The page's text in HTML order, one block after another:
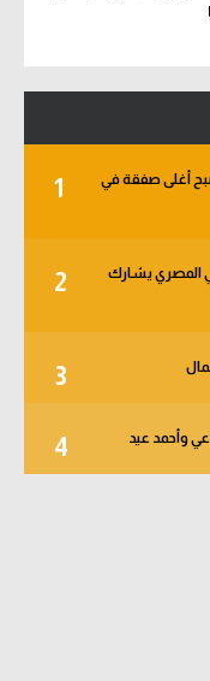
1
أغلى صفقة في
2
من دور الـ 32.. والثلاثي المصري يشارك
3
4 وأحمد عيد